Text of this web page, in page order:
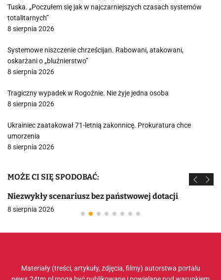
Tuska. „Poczułem się jak w najczarniejszych czasach systemów
totalitarnych”
8 sierpnia 2026
Systemowe niszczenie chrześcijan. Rabowani, atakowani,
oskarżani o „bluźnierstwo”
8 sierpnia 2026
Tragiczny wypadek w Rogoźnie. Nie żyje jedna osoba
8 sierpnia 2026
Ukrainiec zaatakował 71-letnią zakonnicę. Prokuratura chce
umorzenia
8 sierpnia 2026
MOŻE CI SIĘ SPODOBAĆ:
Niezwykły scenariusz bez państwowej dotacji
8 sierpnia 2026
Materiały (treści, artykuły, zdjęcia, filmy) autorstwa portalu